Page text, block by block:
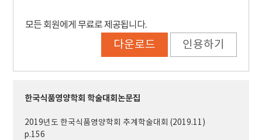
모든 회원에게 무료로 제공됩니다.
다운로드 인용하기
한국식품영양학회 학술대회논문집
2019년도 한국식품영양학회 추계학술대회 (2019.11)
p.156